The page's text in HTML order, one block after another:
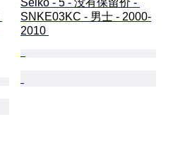
Seiko - 5 - 没有保留价 -
SNKE03KC - 男士 - 2000-
2010